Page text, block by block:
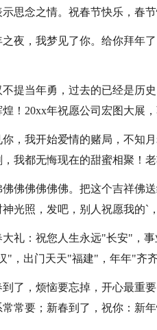
思念之情。祝春节快乐，春节
之夜，我梦见了你。给你拜年
不提当年勇，过去的已经是历
！20xx年祝愿公司宏图大展
你，我开始爱情的赌局，不知
我都无悔现在的甜蜜相聚！老
佛佛佛佛佛佛。把这个吉祥佛
光照，发吧，别人祝愿我的`
大礼：祝您人生永远"长安"，
"，出门天天"福建"，年年"齐
到了，烦恼要忘掉，开心最重
常要；新春到了，祝你：新年